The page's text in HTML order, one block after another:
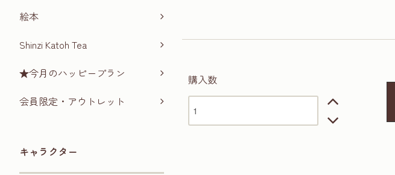
絵本
Shinzi Katoh Tea
★今月のハッピープラン
会員限定・アウトレット
キャラクター
購入数